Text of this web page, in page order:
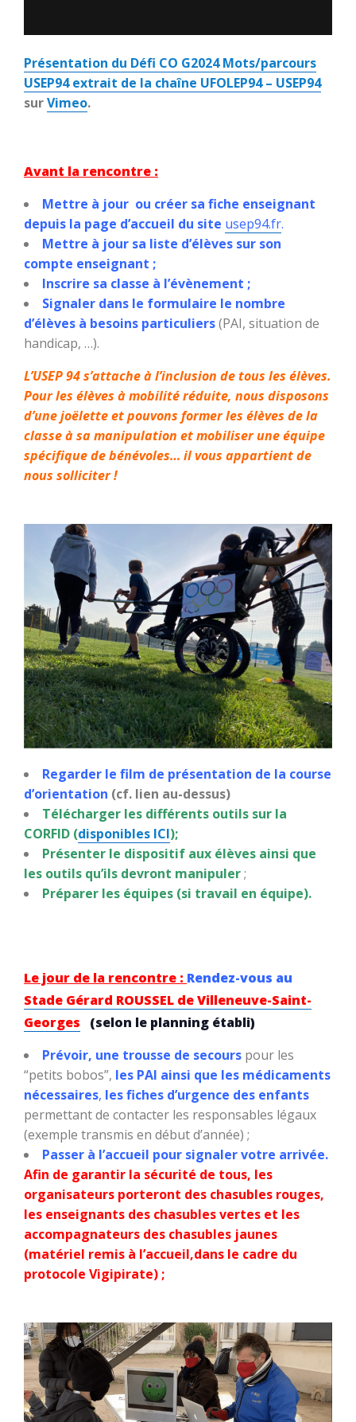
Présentation du Défi CO G2024 Mots/parcours
USEP94extrait de la chaîne UFOLEP94 – USEP94
surVimeo.
Avant la rencontre :
Mettre à jour ou créer sa fiche enseignant
depuis la page d’accueil du site usep94.fr.
Mettre à jour sa liste d’élèves sur son
compte enseignant ;
Inscrire sa classe à l’évènement ;
Signaler dans le formulaire le nombre
d’élèves à besoins particuliers(PAI, situation de
handicap, …).
L’USEP 94 s’attache à l’inclusion de tous les élèves.
Pour les élèves à mobilité réduite, nous disposons
d’une joëlette et pouvons former les élèves de la
classe à sa manipulation et mobiliser une équipe
spécifique de bénévoles… il vous appartient de
nous solliciter !
Regarder le film de présentation de la course
d’orientation (cf. lien au-dessus)
Télécharger les différents outils sur la
CORFID (disponibles ICI);
Présenter le dispositif aux élèves ainsi que
les outils qu’ils devront manipuler;
Préparer les équipes (si travail en équipe).
Le jour de la rencontre : Rendez-vous au
Stade Gérard ROUSSEL de Villeneuve-Saint-
Georges
(selon le planning établi)
Prévoir, une trousse de secours pour les
“petits bobos”, les PAI ainsi que les médicaments
nécessaires, les fiches d’urgence des enfants
permettant de contacter les responsables légaux
(exemple transmis en début d’année) ;
Passer à l’accueil pour signaler votre arrivée.
Afin de garantir la sécurité de tous, les
organisateurs porteront des chasubles rouges,
les enseignants des chasubles vertes et les
accompagnateurs des chasubles jaunes
(matériel remis à l’accueil,dans le cadre du
protocole Vigipirate) ;